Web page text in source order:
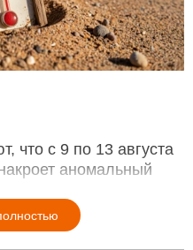
что с 9 по 13 августа
аномальный